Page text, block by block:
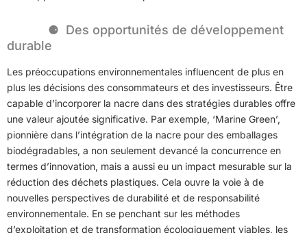
Des opportunités de développement
durable
Les préoccupations environnementales influencent de plus en
plus les décisions des consommateurs et des investisseurs. Être
capable d’incorporer la nacre dans des stratégies durables offre
une valeur ajoutée significative. Par exemple, ‘Marine Green’,
pionnière dans l’intégration de la nacre pour des emballages
biodégradables, a non seulement devancé la concurrence en
termes d’innovation, mais a aussi eu un impact mesurable sur la
réduction des déchets plastiques. Cela ouvre la voie à de
nouvelles perspectives de durabilité et de responsabilité
environnementale. En se penchant sur les méthodes
d’exploitation et de transformation écologiquement viables, les